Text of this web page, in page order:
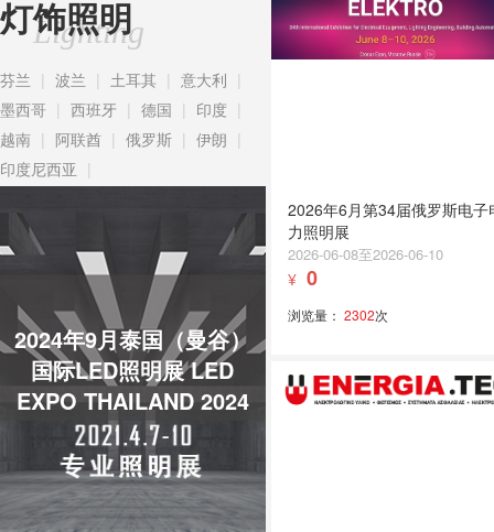
灯饰照明
Lighting
芬兰 | 波兰 | 土耳其 | 意大利 |
墨西哥 | 西班牙 | 德国 | 印度 |
越南 | 阿联酋 | 俄罗斯 | 伊朗 |
印度尼西亚 |
2024年9月泰国（曼谷）
国际LED照明展 LED
EXPO THAILAND 2024
2026年6月第34届俄罗斯电子
力照明展
2026-06-08至2026-06-10
¥ 0
浏览量： 2302次